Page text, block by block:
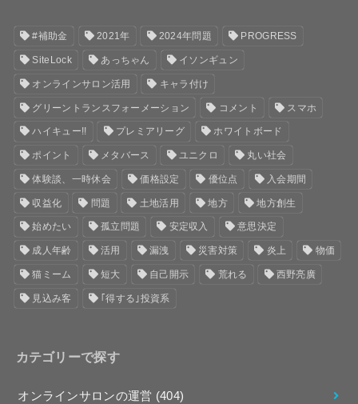
#補助金 2021年 2024年問題 PROGRESS
SiteLock あっちゃん イソンギュン
オンラインサロン活用 キャラ付け
グリーントランスフォーメーション コメント スマホ
ハイキュー!! プレミアリーグ ホワイトボード
ポイント メタバース ユニクロ 丸い社会
体験談、一時休会 価格設定 優位点 入会期間
収益化 問題 土地活用 地方 地方創生
始めたい 孤立問題 安定収入 意思決定
成人年齢 活用 漏洩 災害対策 炎上 物価
猫ミーム 短大 自己開示 荒れる 西野亮廣
見込み客 ｢得する｣投資系
カテゴリーで探す
オンラインサロンの運営 (404)